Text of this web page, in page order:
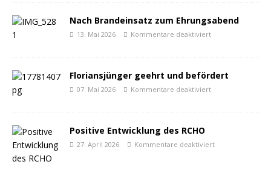
Nach Brandeinsatz zum Ehrungsabend
13. Mai 2026 Kommentare deaktiviert
Floriansjünger geehrt und befördert
07. Mai 2026 Kommentare deaktiviert
Positive Entwicklung des RCHO
27. April 2026 Kommentare deaktiviert